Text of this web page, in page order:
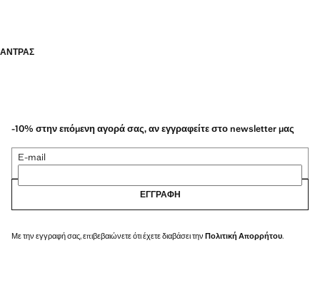
οργανωμένα σε τρεις γενικές κατηγορίες: Θερμορυθμιστές, Λειτουργικά
ΑΝΤΡΑΣ
-10% στην επόμενη αγορά σας, αν εγγραφείτε στο newsletter μας
E-mail
ΕΓΓΡΑΦΉ
Με την εγγραφή σας, επιβεβαιώνετε ότι έχετε διαβάσει την Πολιτική Απορρήτου.